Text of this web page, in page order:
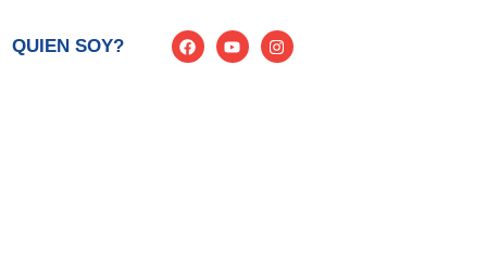
QUIEN SOY?